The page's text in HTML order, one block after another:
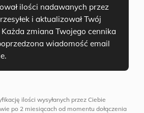
ilości nadawanych przez
i aktualizował Twój
zmiana Twojego cennika
wiadomość email
ilości wysyłanych przez Ciebie
po 2 miesiącach od momentu dołączenia